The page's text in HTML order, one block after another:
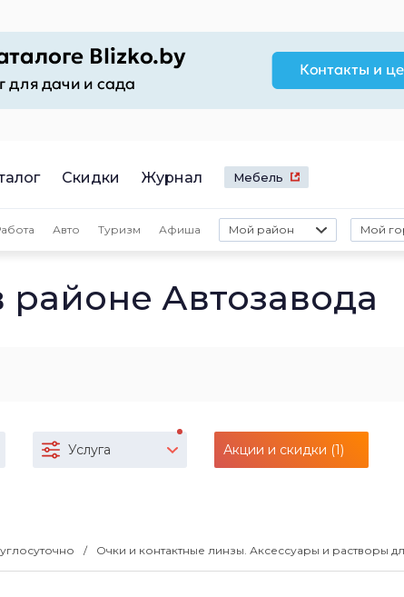
Скидки Журнал Мебель
Авто Туризм Афиша Мой район Мой
Автозавода
Услуга Акции и скидки (1)
Очки и контактные линзы. Аксессуары и растворы